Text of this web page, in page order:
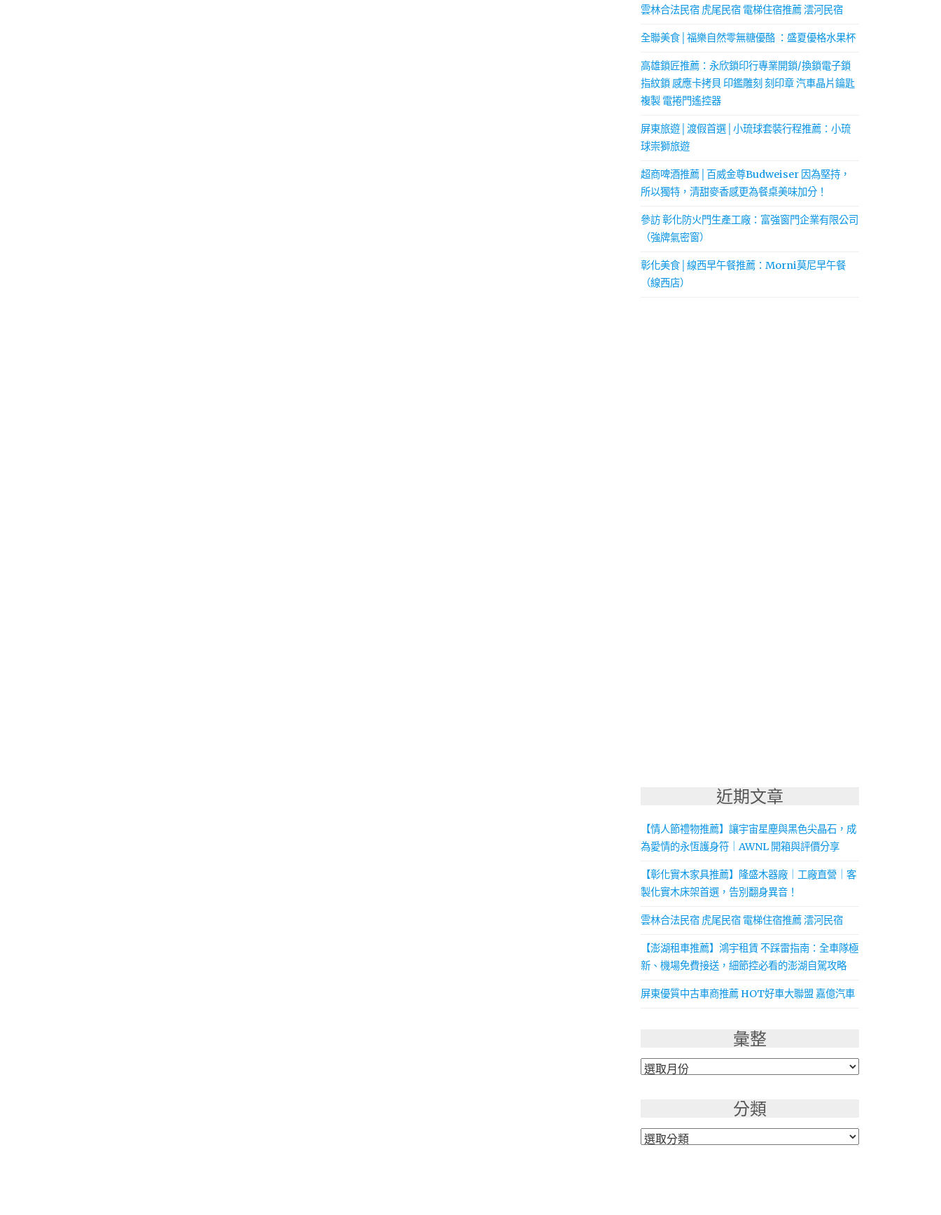
雲林合法民宿 虎尾民宿 電梯住宿推薦 澐河民宿
全聯美食│福樂自然零無糖優酪 ：盛夏優格水果杯
高雄鎖匠推薦：永欣鎖印行專業開鎖/換鎖電子鎖
指紋鎖 感應卡拷貝 印鑑雕刻 刻印章 汽車晶片鑰匙
複製 電捲門遙控器
屏東旅遊│渡假首選│小琉球套裝行程推薦：小琉
球崇獅旅遊
超商啤酒推薦│百威金尊Budweiser 因為堅持，
所以獨特，清甜麥香感更為餐桌美味加分！
參訪 彰化防火門生產工廠：富強窗門企業有限公司
（強牌氣密窗）
彰化美食│線西早午餐推薦：Morni莫尼早午餐
（線西店）
近期文章
【情人節禮物推薦】讓宇宙星塵與黑色尖晶石，成
為愛情的永恆護身符｜AWNL 開箱與評價分享
【彰化實木家具推薦】隆盛木器廠｜工廠直營｜客
製化實木床架首選，告別翻身異音！
雲林合法民宿 虎尾民宿 電梯住宿推薦 澐河民宿
【澎湖租車推薦】鴻宇租賃 不踩雷指南：全車隊極
新、機場免費接送，細節控必看的澎湖自駕攻略
屏東優質中古車商推薦 HOT好車大聯盟 嘉億汽車
彙整
彙
分類
分